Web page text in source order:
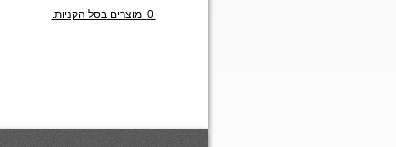
0 מוצרים בסל הקניות.